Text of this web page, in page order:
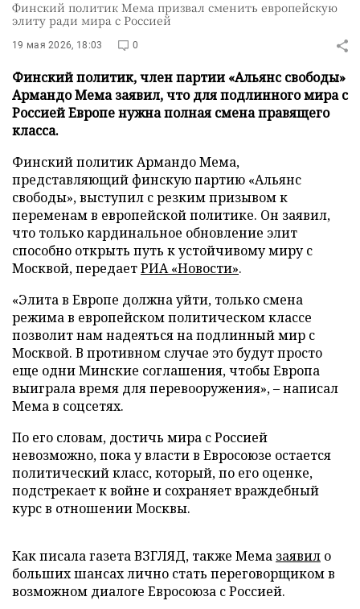
Финский политик Мема призвал сменить европейскую
элиту ради мира с Россией
19 мая 2026, 18:03 0
Финский политик, член партии «Альянс свободы»
Армандо Мема заявил, что для подлинного мира с
Россией Европе нужна полная смена правящего
класса.
Финский политик Армандо Мема,
представляющий финскую партию «Альянс
свободы», выступил с резким призывом к
переменам в европейской политике. Он заявил,
что только кардинальное обновление элит
способно открыть путь к устойчивому миру с
Москвой, передаетРИА «Новости».
«Элита в Европе должна уйти, только смена
режима в европейском политическом классе
позволит нам надеяться на подлинный мир с
Москвой. В противном случае это будут просто
еще одни Минские соглашения, чтобы Европа
выиграла время для перевооружения», – написал
Мема в соцсетях.
По его словам, достичь мира с Россией
невозможно, пока у власти в Евросоюзе остается
политический класс, который, по его оценке,
подстрекает к войне и сохраняет враждебный
курс в отношении Москвы.
Как писала газета ВЗГЛЯД, также Мема заявил о
больших шансах лично стать переговорщиком в
возможном диалоге Евросоюза с Россией.